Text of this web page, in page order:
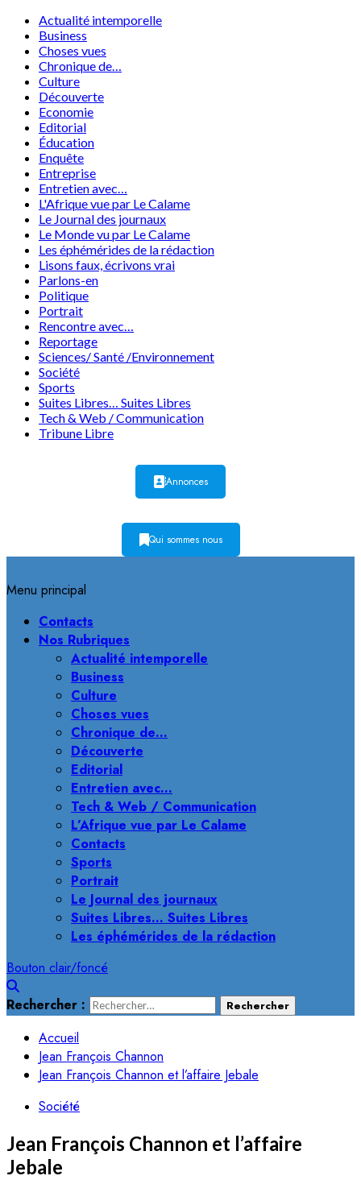
Actualité intemporelle
Business
Choses vues
Chronique de…
Culture
Découverte
Economie
Editorial
Éducation
Enquête
Entreprise
Entretien avec…
L'Afrique vue par Le Calame
Le Journal des journaux
Le Monde vu par Le Calame
Les éphémérides de la rédaction
Lisons faux, écrivons vrai
Parlons-en
Politique
Portrait
Rencontre avec…
Reportage
Sciences/ Santé /Environnement
Société
Sports
Suites Libres… Suites Libres
Tech & Web / Communication
Tribune Libre
Annonces
Qui sommes nous
Menu principal
Contacts
Nos Rubriques
Actualité intemporelle
Business
Culture
Choses vues
Chronique de…
Découverte
Editorial
Entretien avec…
Tech & Web / Communication
L’Afrique vue par Le Calame
Contacts
Sports
Portrait
Le Journal des journaux
Suites Libres… Suites Libres
Les éphémérides de la rédaction
Bouton clair/foncé
Rechercher :
Accueil
Jean François Channon
Jean François Channon et l’affaire Jebale
Société
Jean François Channon et l’affaire
Jebale